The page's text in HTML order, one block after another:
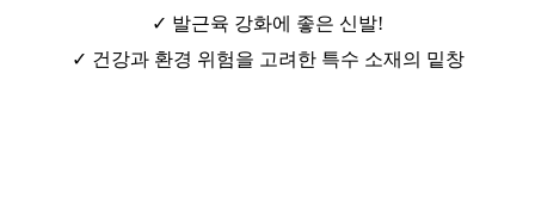
✓ 발근육 강화에 좋은 신발!
✓ 건강과 환경 위험을 고려한 특수 소재의 밑창